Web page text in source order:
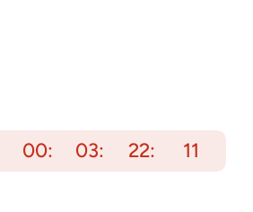
00 03 22 09